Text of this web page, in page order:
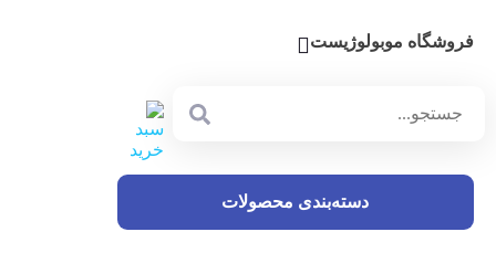
فروشگاه موبولوژیست
دسته‌بندی محصولات